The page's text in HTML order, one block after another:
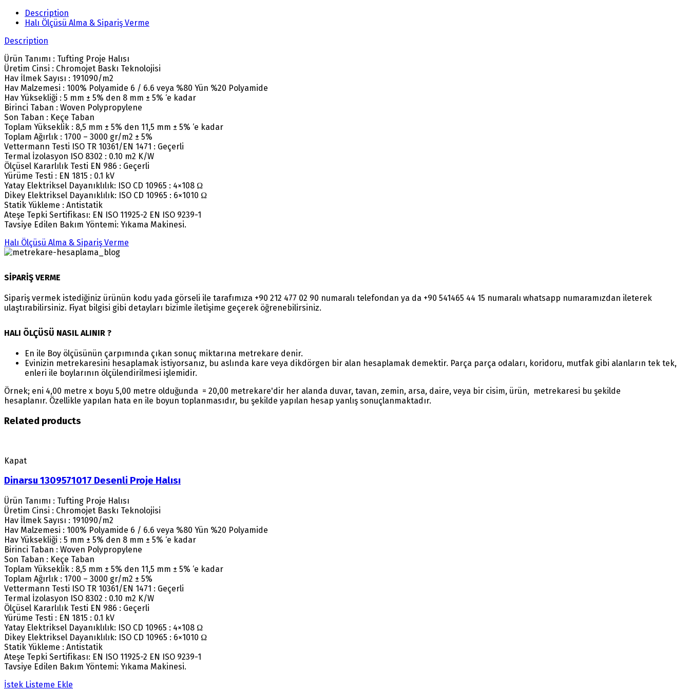
Description
Halı Ölçüsü Alma & Sipariş Verme
Description
Ürün Tanımı : Tufting Proje Halısı
Üretim Cinsi : Chromojet Baskı Teknolojisi
Hav İlmek Sayısı : 191090/m2
Hav Malzemesi : 100% Polyamide 6 / 6.6 veya %80 Yün %20 Polyamide
Hav Yüksekliği : 5 mm ± 5% den 8 mm ± 5% ‘e kadar
Birinci Taban : Woven Polypropylene
Son Taban : Keçe Taban
Toplam Yükseklik : 8,5 mm ± 5% den 11,5 mm ± 5% ‘e kadar
Toplam Ağırlık : 1700 – 3000 gr/m2 ± 5%
Vettermann Testi ISO TR 10361/EN 1471 : Geçerli
Termal İzolasyon ISO 8302 : 0.10 m2 K/W
Ölçüsel Kararlılık Testi EN 986 : Geçerli
Yürüme Testi : EN 1815 : 0.1 kV
Yatay Elektriksel Dayanıklılık: ISO CD 10965 : 4×108 Ω
Dikey Elektriksel Dayanıklılık: ISO CD 10965 : 6×1010 Ω
Statik Yükleme : Antistatik
Ateşe Tepki Sertifikası: EN ISO 11925-2 EN ISO 9239-1
Tavsiye Edilen Bakım Yöntemi: Yıkama Makinesi.
Halı Ölçüsü Alma & Sipariş Verme
SİPARİŞ VERME
Sipariş vermek istediğiniz ürünün kodu yada görseli ile tarafımıza +90 212 477 02 90 numaralı telefondan ya da +90 541465 44 15 numaralı whatsapp numaramızdan ileterek
ulaştırabilirsiniz. Fiyat bilgisi gibi detayları bizimle iletişime geçerek öğrenebilirsiniz.
HALI ÖLÇÜSÜ NASIL ALINIR ?
En ile Boy ölçüsünün çarpımında çıkan sonuç miktarına metrekare denir.
Evinizin metrekaresini hesaplamak istiyorsanız, bu aslında kare veya dikdörgen bir alan hesaplamak demektir. Parça parça odaları, koridoru, mutfak gibi alanların tek tek,
enleri ile boylarının ölçülendirilmesi işlemidir.
Örnek; eni 4,00 metre x boyu 5,00 metre olduğunda = 20,00 metrekare'dir her alanda duvar, tavan, zemin, arsa, daire, veya bir cisim, ürün, metrekaresi bu şekilde
hesaplanır. Özellikle yapılan hata en ile boyun toplanmasıdır, bu şekilde yapılan hesap yanlış sonuçlanmaktadır.
Related products
Kapat
Dinarsu 1309571017 Desenli Proje Halısı
Ürün Tanımı : Tufting Proje Halısı
Üretim Cinsi : Chromojet Baskı Teknolojisi
Hav İlmek Sayısı : 191090/m2
Hav Malzemesi : 100% Polyamide 6 / 6.6 veya %80 Yün %20 Polyamide
Hav Yüksekliği : 5 mm ± 5% den 8 mm ± 5% ‘e kadar
Birinci Taban : Woven Polypropylene
Son Taban : Keçe Taban
Toplam Yükseklik : 8,5 mm ± 5% den 11,5 mm ± 5% ‘e kadar
Toplam Ağırlık : 1700 – 3000 gr/m2 ± 5%
Vettermann Testi ISO TR 10361/EN 1471 : Geçerli
Termal İzolasyon ISO 8302 : 0.10 m2 K/W
Ölçüsel Kararlılık Testi EN 986 : Geçerli
Yürüme Testi : EN 1815 : 0.1 kV
Yatay Elektriksel Dayanıklılık: ISO CD 10965 : 4×108 Ω
Dikey Elektriksel Dayanıklılık: ISO CD 10965 : 6×1010 Ω
Statik Yükleme : Antistatik
Ateşe Tepki Sertifikası: EN ISO 11925-2 EN ISO 9239-1
Tavsiye Edilen Bakım Yöntemi: Yıkama Makinesi.
İstek Listeme Ekle